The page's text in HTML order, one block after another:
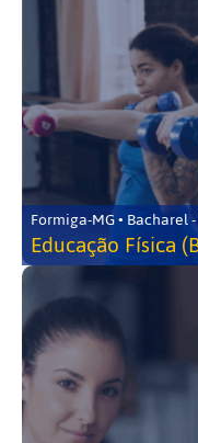
Formiga-MG •
Educação Física